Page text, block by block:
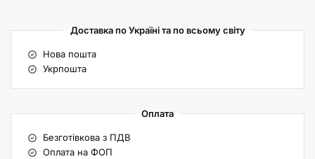
Доставка по Україні та по всьому світу
Нова пошта
Укрпошта
Оплата
Безготівкова з ПДВ
Оплата на ФОП